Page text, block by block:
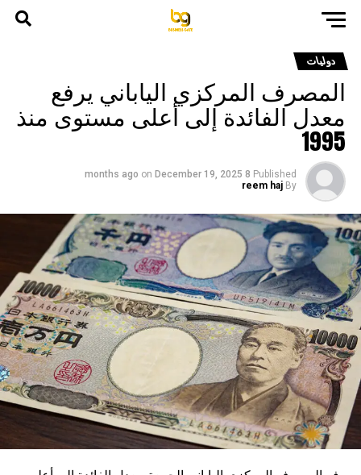
دوليات
المصرف المركزي الياباني يرفع
معدل الفائدة إلى أعلى مستوى منذ
1995
Published
8 months ago
on December 19, 2025
By
reem haj